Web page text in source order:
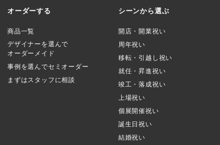
オーダーする
商品一覧
デザイナーを選んで
オーダーメイド
事例を選んでセミオーダー
まずはスタッフに相談
シーンから選ぶ
開店・開業祝い
周年祝い
移転・引越し祝い
就任・昇進祝い
竣工・落成祝い
上場祝い
個展開催祝い
誕生日祝い
結婚祝い